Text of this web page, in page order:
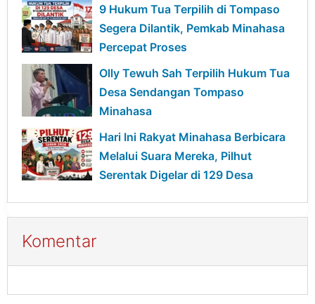
9 Hukum Tua Terpilih di Tompaso
Segera Dilantik, Pemkab Minahasa
Percepat Proses
Olly Tewuh Sah Terpilih Hukum Tua
Desa Sendangan Tompaso
Minahasa
Hari Ini Rakyat Minahasa Berbicara
Melalui Suara Mereka, Pilhut
Serentak Digelar di 129 Desa
Komentar